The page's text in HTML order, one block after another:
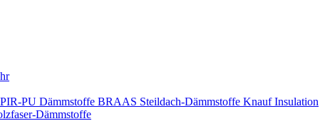
PU Dämmstoffe BRAAS Steildach-Dämmstoffe Knauf Insulation
Dämmstoffe